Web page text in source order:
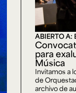
ABIERTO A:
para
Música
Invitamos a
de
archivo de